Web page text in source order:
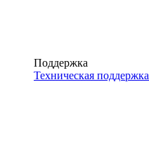
Поддержка
Техническая поддержка